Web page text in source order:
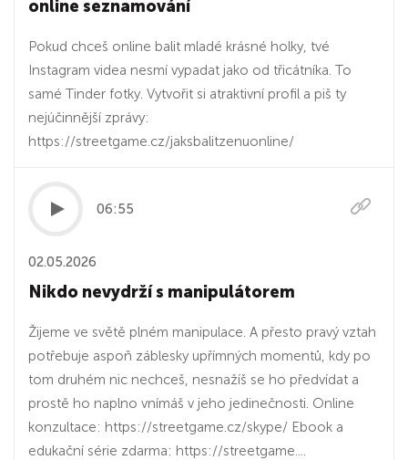
online seznamování
Pokud chceš online balit mladé krásné holky, tvé
Instagram videa nesmí vypadat jako od třicátníka. To
samé Tinder fotky. Vytvořit si atraktivní profil a piš ty
nejúčinnější zprávy:
https://streetgame.cz/jaksbalitzenuonline/
06:55
02.05.2026
Nikdo nevydrží s manipulátorem
Žijeme ve světě plném manipulace. A přesto pravý vztah
potřebuje aspoň záblesky upřímných momentů, kdy po
tom druhém nic nechceš, nesnažíš se ho předvídat a
prostě ho naplno vnímáš v jeho jedinečnosti. Online
konzultace: https://streetgame.cz/skype/ Ebook a
edukační série zdarma: https://streetgame....